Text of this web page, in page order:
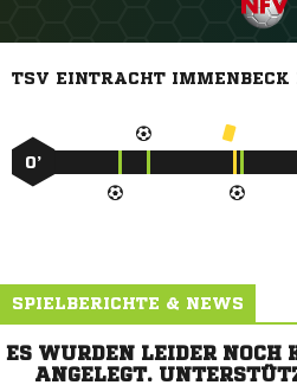
TSV EINTRACHT IMMENBECK
0’
SPIELBERICHTE & NEWS
ES WURDEN LEIDER NOCH
ANGELEGT.